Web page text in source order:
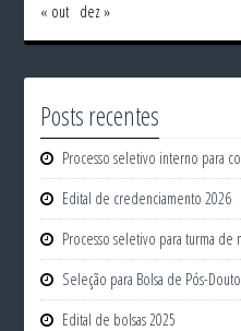
« out dez »
Posts recentes
Processo seletivo interno para
Edital de credenciamento 2026
Processo seletivo para turma de
Seleção para Bolsa de Pós-
Edital de bolsas 2025